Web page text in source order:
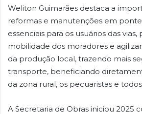
Weliton Guimarães destaca a
reformas e manutenções em
essenciais para os usuários das vias,
mobilidade dos moradores e
da produção local, trazendo mais
transporte, beneficiando
da zona rural, os pecuaristas e
A Secretaria de Obras iniciou 2025